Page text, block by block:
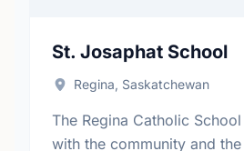
St. Josaphat School
Regina, Saskatchewan
The Regina Catholic
with the community and